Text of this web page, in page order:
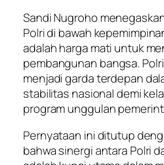
​Sandi Nugroho
Polri di bawah
adalah harga mati untuk
pembangunan bangsa.
menjadi garda terdepan
stabilitas nasional demi
program unggulan
​Pernyataan ini ditutup
bahwa sinergi antara Polri